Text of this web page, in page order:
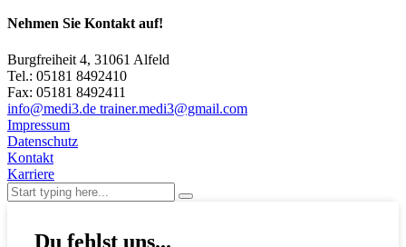
Nehmen Sie Kontakt auf!
Burgfreiheit 4, 31061 Alfeld
Tel.: 05181 8492410
Fax: 05181 8492411
info@medi3.de trainer.medi3@gmail.com
Impressum
Datenschutz
Kontakt
Karriere
Du fehlst uns...